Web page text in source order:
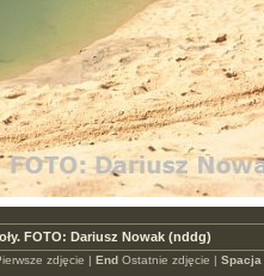
FOTO: Dariusz Nowak (nddg)
zdjęcie | EndOstatnie zdjęcie | Spacja